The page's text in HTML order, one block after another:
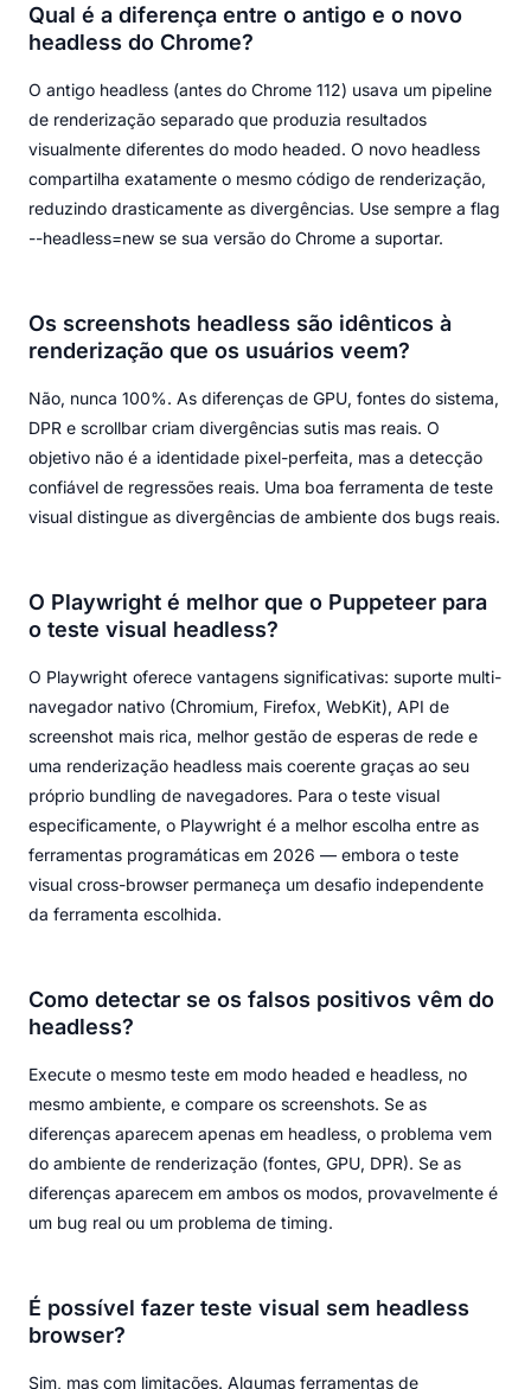
Qual é a diferença entre o antigo e o novo
headless do Chrome?
O antigo headless (antes do Chrome 112) usava um pipeline
de renderização separado que produzia resultados
visualmente diferentes do modo headed. O novo headless
compartilha exatamente o mesmo código de renderização,
reduzindo drasticamente as divergências. Use sempre a flag
--headless=new se sua versão do Chrome a suportar.
Os screenshots headless são idênticos à
renderização que os usuários veem?
Não, nunca 100%. As diferenças de GPU, fontes do sistema,
DPR e scrollbar criam divergências sutis mas reais. O
objetivo não é a identidade pixel-perfeita, mas a detecção
confiável de regressões reais. Uma boa ferramenta de teste
visual distingue as divergências de ambiente dos bugs reais.
O Playwright é melhor que o Puppeteer para
o teste visual headless?
O Playwright oferece vantagens significativas: suporte multi-
navegador nativo (Chromium, Firefox, WebKit), API de
screenshot mais rica, melhor gestão de esperas de rede e
uma renderização headless mais coerente graças ao seu
próprio bundling de navegadores. Para o teste visual
especificamente, o Playwright é a melhor escolha entre as
ferramentas programáticas em 2026 — embora o teste
visual cross-browser permaneça um desafio independente
da ferramenta escolhida.
Como detectar se os falsos positivos vêm do
headless?
Execute o mesmo teste em modo headed e headless, no
mesmo ambiente, e compare os screenshots. Se as
diferenças aparecem apenas em headless, o problema vem
do ambiente de renderização (fontes, GPU, DPR). Se as
diferenças aparecem em ambos os modos, provavelmente é
um bug real ou um problema de timing.
É possível fazer teste visual sem headless
browser?
Sim, mas com limitações. Algumas ferramentas de